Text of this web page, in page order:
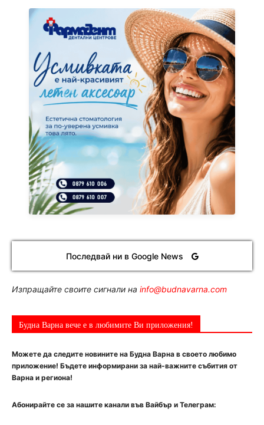
Последвай ни в Google News
Изпращайте своите сигнали на info@budnavarna.com
Будна Варна вече е в любимите Ви приложения!
Можете да следите новините на Будна Варна в своето любимо
приложение! Бъдете информирани за най-важните събития от
Варна и региона!
Абонирайте се за нашите канали във Вайбър и Телеграм: